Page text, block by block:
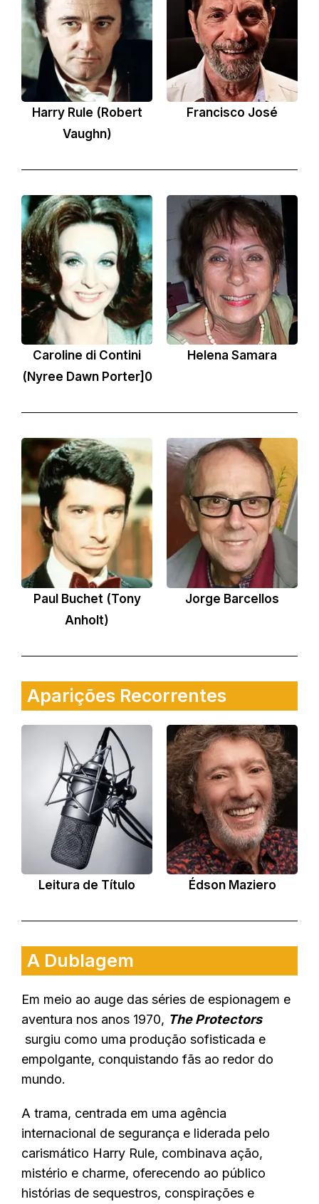
Harry Rule (Robert
Vaughn)
Francisco José
Caroline di Contini
(Nyree Dawn Porter]0
Helena Samara
Paul Buchet (Tony
Anholt)
Jorge Barcellos
Aparições Recorrentes
Leitura de Título Édson Maziero
A Dublagem
Em meio ao auge das séries de espionagem e
aventura nos anos 1970, The Protectors
surgiu como uma produção sofisticada e
empolgante, conquistando fãs ao redor do
mundo.
A trama, centrada em uma agência
internacional de segurança e liderada pelo
carismático Harry Rule, combinava ação,
mistério e charme, oferecendo ao público
histórias de sequestros, conspirações e